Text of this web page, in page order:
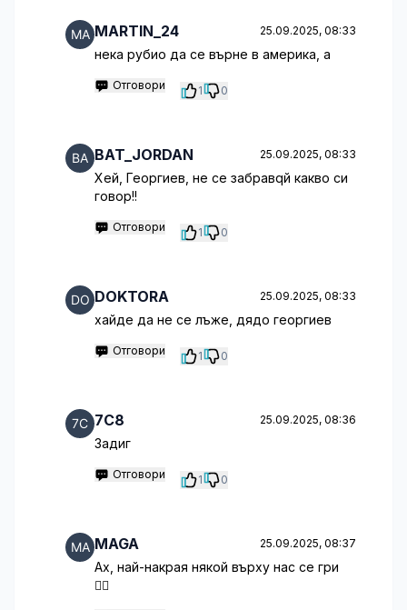
MARTIN_24 25.09.2025, 08:33
нека рубио да се върне в америка, а
Отговори 1 0
BAT_JORDAN 25.09.2025, 08:33
Хей, Георгиев, не се забравqй какво си
говор!!
Отговори 1 0
DOKTORA 25.09.2025, 08:33
хайде да не се лъже, дядо георгиев
Отговори 1 0
7C8 25.09.2025, 08:36
Задиг
Отговори 1 0
MAGA 25.09.2025, 08:37
Ах, най-накрая някой върху нас се гри
🤦‍♂️